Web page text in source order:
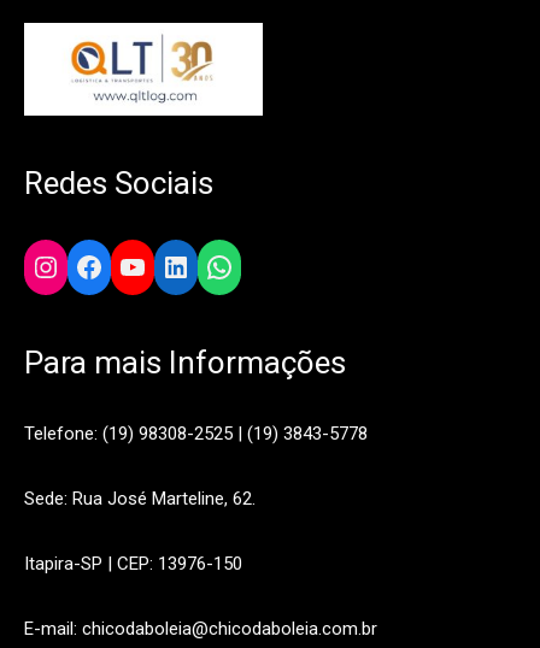
Redes Sociais
Instagram
Facebook
YouTube
LinkedIn
WhatsApp
Para mais Informações
Telefone: (19) 98308-2525 | (19) 3843-5778
Sede: Rua José Marteline, 62.
Itapira-SP | CEP: 13976-150
E-mail: chicodaboleia@chicodaboleia.com.br